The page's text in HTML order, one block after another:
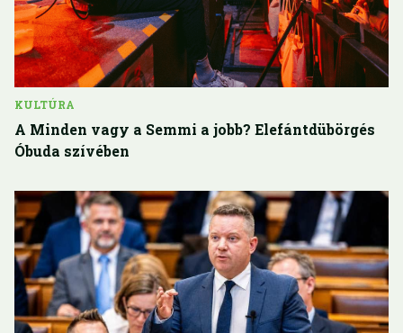
KULTÚRA
A Minden vagy a Semmi a jobb? Elefántdübörgés
Óbuda szívében